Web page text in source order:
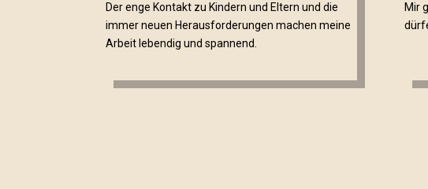
Der enge Kontakt zu Kindern und Eltern und die
immer neuen Herausforderungen machen meine
Arbeit lebendig und spannend.
Mir